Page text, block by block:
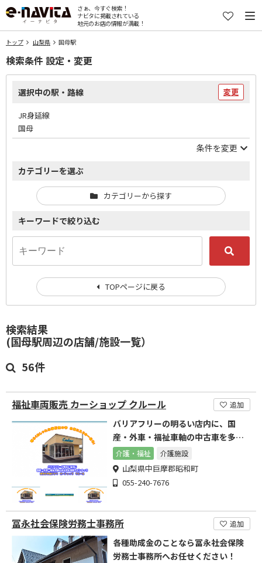
さぁ、今すぐ検索！
ナビタに掲載されている
地元のお店の情報が満載！
トップ 山梨県 国母駅
検索結果
(国母駅周辺の店舗/施設一覧）
56件
福祉車両販売 カーショップ クルール 追加
バリアフリーの明るい店内に、国
産・外車・福祉車軸の中古車を多数
ラインナップ
介護・福祉 介護施設
山梨県中巨摩郡昭和町
055-240-7676
冨永社会保険労務士事務所 追加
各種助成金のことなら冨永社会保険
労務士事務所へお任せください！
検索条件 設定・変更
選択中の駅・路線 変更
JR身延線
国母
条件を変更
カテゴリーを選ぶ
カテゴリーから探す
キーワードで絞り込む
TOPページに戻る